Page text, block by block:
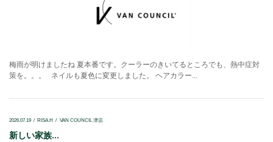
梅雨が明けましたね 夏本番です。クーラーのきいてるところでも、熱中症対
策を。。。 ネイルも夏色に変更しました。 ヘアカラー...
2026.07.19 RISA.H VAN COUNCIL 津店
新しい家族...